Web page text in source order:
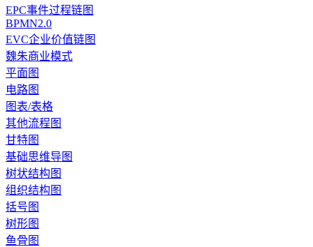
EPC事件过程链图
BPMN2.0
EVC企业价值链图
魏朱商业模式
平面图
电路图
图表/表格
其他流程图
甘特图
基础思维导图
树状结构图
组织结构图
括号图
树形图
鱼骨图